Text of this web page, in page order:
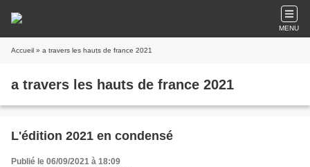
MENU
Accueil » a travers les hauts de france 2021
a travers les hauts de france 2021
L'édition 2021 en condensé
Publié le 06/09/2021 à 18:09